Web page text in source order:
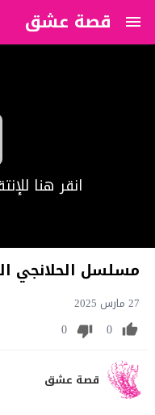
قصة عشق
?>
انقر هنا
مسلسل الحلانجي
27 مارس 2025
0
0
قصة عشق